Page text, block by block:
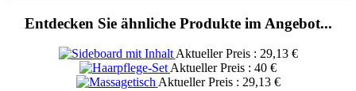
Entdecken Sie ähnliche Produkte im Angebot...
Aktueller Preis : 29,13 €
Aktueller Preis : 40 €
Aktueller Preis : 29,13 €